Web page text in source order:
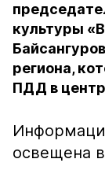
культуры
региона,
ПДД в
освещена